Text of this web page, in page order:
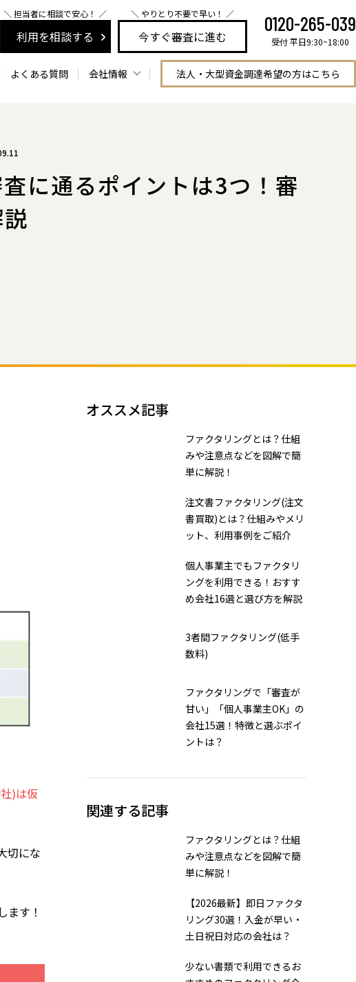
＼ 担当者に相談で安心！ ／
利用を相談する
＼ やりとり不要で早い！ ／
今すぐ審査に進む
0120-265-039
受付 平日9:30~18:00
よくある質問
会社情報
法人・大型資金調達希望の方はこちら
に通るポイントは3つ！審
)は仮
切にな
ます！
オススメ記事
ファクタリングとは？仕組
みや注意点などを図解で簡
単に解説！
注文書ファクタリング(注文
書買取)とは？仕組みやメリ
ット、利用事例をご紹介
個人事業主でもファクタリ
ングを利用できる！おすす
め会社16選と選び方を解説
3者間ファクタリング(低手
数料)
ファクタリングで「審査が
甘い」「個人事業主OK」の
会社15選！特徴と選ぶポイ
ントは？
関連する記事
ファクタリングとは？仕組
みや注意点などを図解で簡
単に解説！
【2026最新】即日ファクタ
リング30選！入金が早い・
土日祝日対応の会社は？
少ない書類で利用できるお